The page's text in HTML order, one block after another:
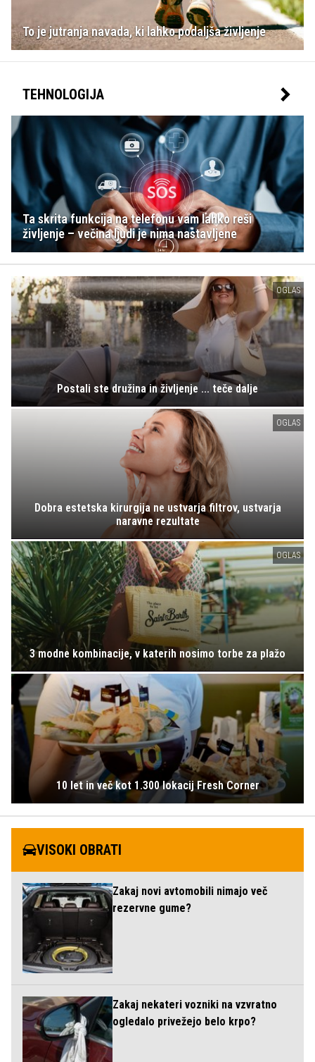
To je jutranja navada, ki lahko podaljša življenje
TEHNOLOGIJA
Ta skrita funkcija na telefonu vam lahko reši
življenje – večina ljudi je nima nastavljene
OGLAS
Postali ste družina in življenje ... teče dalje
OGLAS
Dobra estetska kirurgija ne ustvarja filtrov, ustvarja
naravne rezultate
OGLAS
3 modne kombinacije, v katerih nosimo torbe za plažo
10 let in več kot 1.300 lokacij Fresh Corner
VISOKI OBRATI
Zakaj novi avtomobili nimajo več
rezervne gume?
Zakaj nekateri vozniki na vzvratno
ogledalo privežejo belo krpo?